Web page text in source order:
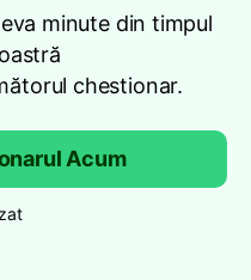
minute din timpul
chestionar.
Acum